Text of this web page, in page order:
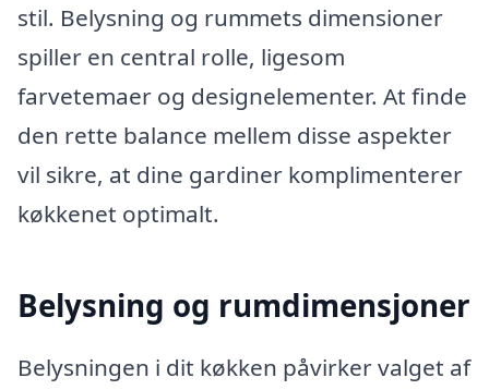
stil. Belysning og rummets dimensioner
spiller en central rolle, ligesom
farvetemaer og designelementer. At finde
den rette balance mellem disse aspekter
vil sikre, at dine gardiner komplimenterer
køkkenet optimalt.
Belysning og rumdimensjoner
Belysningen i dit køkken påvirker valget af